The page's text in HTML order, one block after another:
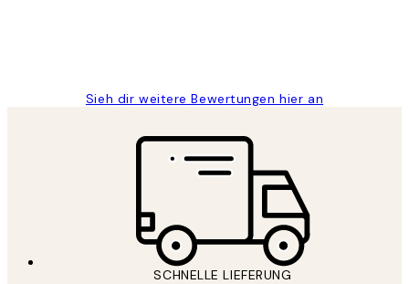
Sieh dir weitere Bewertungen hier an
SCHNELLE LIEFERUNG